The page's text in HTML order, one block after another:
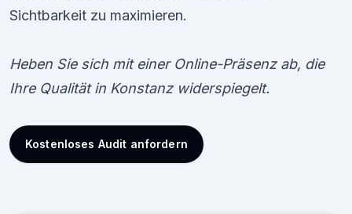
Sichtbarkeit zu maximieren.
Heben Sie sich mit einer Online-Präsenz ab, die
Ihre Qualität in Konstanz widerspiegelt.
Kostenloses Audit anfordern